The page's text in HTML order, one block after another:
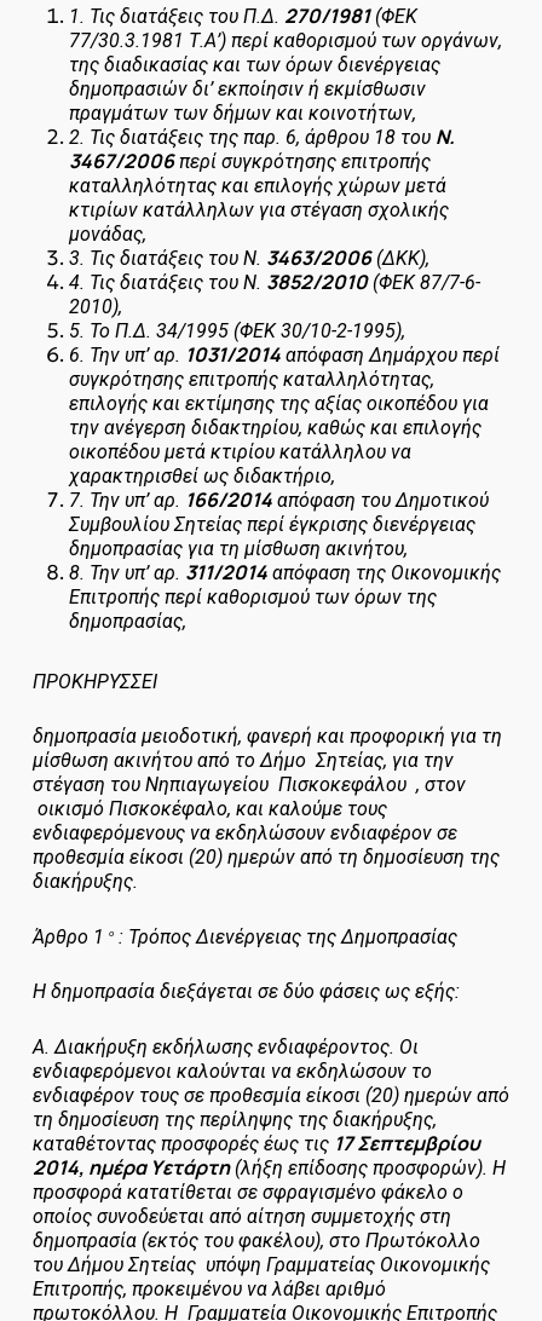
1. Τις διατάξεις του Π.Δ. 270/1981(ΦΕΚ
77/30.3.1981 Τ.Α’) περί καθορισμού των οργάνων,
της διαδικασίας και των όρων διενέργειας
δημοπρασιών δι’ εκποίησιν ή εκμίσθωσιν
πραγμάτων των δήμων και κοινοτήτων,
2. Τις διατάξεις της παρ. 6, άρθρου 18 του Ν.
3467/2006περί συγκρότησης επιτροπής
καταλληλότητας και επιλογής χώρων μετά
κτιρίων κατάλληλων για στέγαση σχολικής
μονάδας,
3. Τις διατάξεις του Ν. 3463/2006(ΔΚΚ),
4. Τις διατάξεις του Ν. 3852/2010(ΦΕΚ 87/7-6-
2010),
5. Το Π.Δ. 34/1995 (ΦΕΚ 30/10-2-1995),
6. Την υπ’ αρ. 1031/2014απόφαση Δημάρχου περί
συγκρότησης επιτροπής καταλληλότητας,
επιλογής και εκτίμησης της αξίας οικοπέδου για
την ανέγερση διδακτηρίου, καθώς και επιλογής
οικοπέδου μετά κτιρίου κατάλληλου να
χαρακτηρισθεί ως διδακτήριο,
7. Την υπ’ αρ. 166/2014απόφαση του Δημοτικού
Συμβουλίου Σητείας περί έγκρισης διενέργειας
δημοπρασίας για τη μίσθωση ακινήτου,
8. Την υπ’ αρ. 311/2014απόφαση της Οικονομικής
Επιτροπής περί καθορισμού των όρων της
δημοπρασίας,
ΠΡΟΚΗΡΥΣΣΕΙ
δημοπρασία μειοδοτική, φανερή και προφορική για τη
μίσθωση ακινήτου από το Δήμο Σητείας, για την
στέγαση του Νηπιαγωγείου Πισκοκεφάλου , στον
οικισμό Πισκοκέφαλο, και καλούμε τους
ενδιαφερόμενους να εκδηλώσουν ενδιαφέρον σε
προθεσμία είκοσι (20) ημερών από τη δημοσίευση της
διακήρυξης.
Άρθρο 1 ο: Τρόπος Διενέργειας της Δημοπρασίας
H δημοπρασία διεξάγεται σε δύο φάσεις ως εξής:
Α. Διακήρυξη εκδήλωσης ενδιαφέροντος. Οι
ενδιαφερόμενοι καλούνται να εκδηλώσουν το
ενδιαφέρον τους σε προθεσμία είκοσι (20) ημερών από
τη δημοσίευση της περίληψης της διακήρυξης,
καταθέτοντας προσφορές έως τις 17 Σεπτεμβρίου
2014, ημέρα Υετάρτη(λήξη επίδοσης προσφορών). Η
προσφορά κατατίθεται σε σφραγισμένο φάκελο ο
οποίος συνοδεύεται από αίτηση συμμετοχής στη
δημοπρασία (εκτός του φακέλου), στο Πρωτόκολλο
του Δήμου Σητείας υπόψη Γραμματείας Οικονομικής
Επιτροπής, προκειμένου να λάβει αριθμό
πρωτοκόλλου. Η Γραμματεία Οικονομικής Επιτροπής